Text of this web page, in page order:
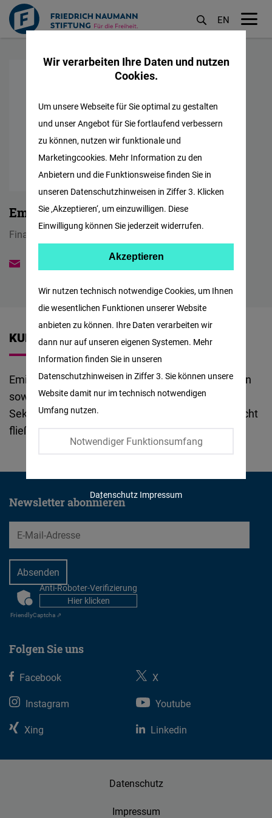
EN
Emilia Karolczuk
Finance Coordinator & HR Administrator
emilia.karolczuk@freiheit.org
KURZBIOGRAFIE
Emilia Karolczuk war sechs Jahre im Finanzwesen
sowohl im privaten als auch im selbstständigen
Sektor tätig. Sie lebt seit 2006 in Belgien und spricht
fließend Polnisch, Französisch und Englisch.
Newsletter abonnieren
EMail
CAPTCHAAnti-Roboter-Verifizierung
Hier klicken
FriendlyCaptcha ⇗
Folgen Sie uns
Facebook
X
Instagram
Youtube
Xing
Linkedin
Datenschutz
Impressum
Wir verarbeiten Ihre Daten und nutzen
Cookies.
Wir nutzen technisch notwendige Cookies, um Ihnen
die wesentlichen Funktionen unserer Website
anbieten zu können. Ihre Daten verarbeiten wir
dann nur auf unseren eigenen Systemen. Mehr
Information finden Sie in unseren
Datenschutzhinweisen in Ziffer 3. Sie können unsere
Website damit nur im technisch notwendigen
Umfang nutzen.
Notwendiger Funktionsumfang
Um unsere Webseite für Sie optimal zu gestalten
und unser Angebot für Sie fortlaufend verbessern
zu können, nutzen wir funktionale und
Marketingcookies. Mehr Information zu den
Anbietern und die Funktionsweise finden Sie in
unseren Datenschutzhinweisen in Ziffer 3. Klicken
Sie ‚Akzeptieren‘, um einzuwilligen. Diese
Einwilligung können Sie jederzeit widerrufen.
Facebook
Embed
Twitter
Embed
Instagram
Google
Maps
Embed
Cloudinary
Flickr
Newsletter2go
Embed
Akzeptieren
Datenschutz Impressum